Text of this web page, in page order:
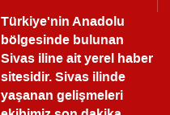
Türkiye'nin Anadolu
bölgesinde bulunan
Sivas iline ait yerel haber
sitesidir. Sivas ilinde
yaşanan gelişmeleri